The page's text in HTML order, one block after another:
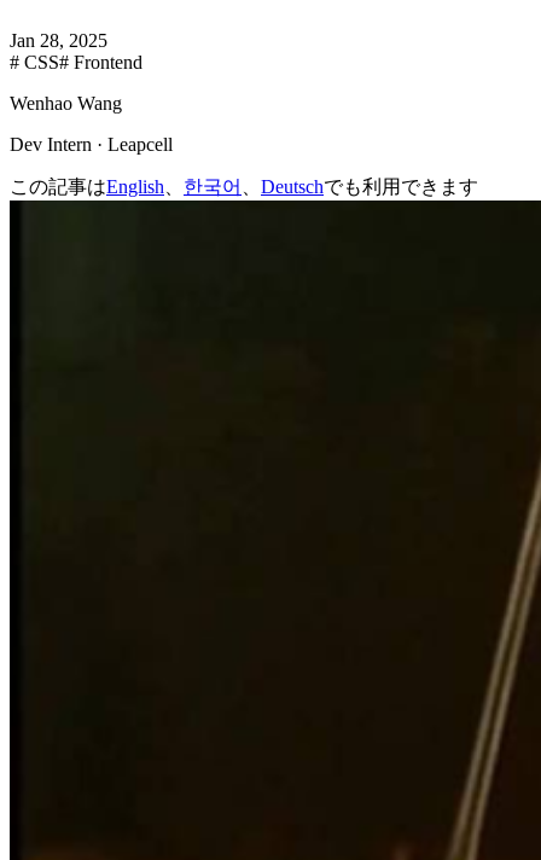
Jan 28, 2025
# CSS# Frontend
Wenhao Wang
Dev Intern · Leapcell
この記事はEnglish 한국어 Deutschでも利用できます